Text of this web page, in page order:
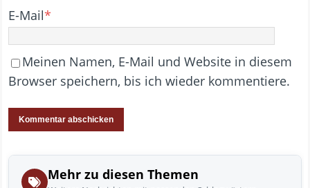
E-Mail*
Meinen Namen, E-Mail und Website in diesem
Browser speichern, bis ich wieder kommentiere.
Mehr zu diesen Themen